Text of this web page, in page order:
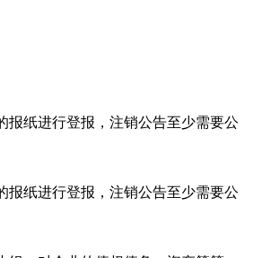
报纸进行登报，注销公告至少需要公
报纸进行登报，注销公告至少需要公